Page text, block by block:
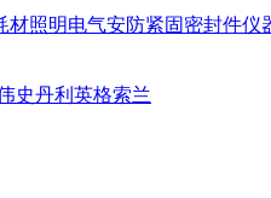
材照明电气安防紧固密封件仪
史丹利 英格索兰